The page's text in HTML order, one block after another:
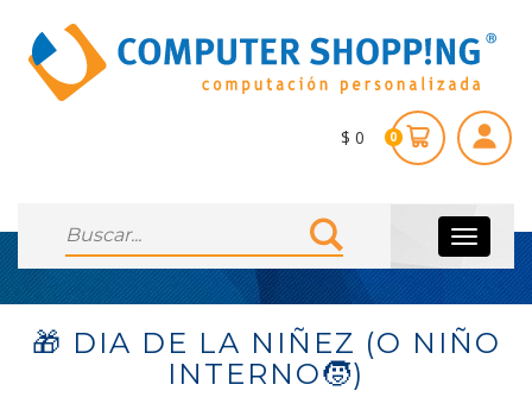
$ 0 0
Toggle
🎁 DIA DE LA NIÑEZ (O NIÑO
INTERNO🧒)